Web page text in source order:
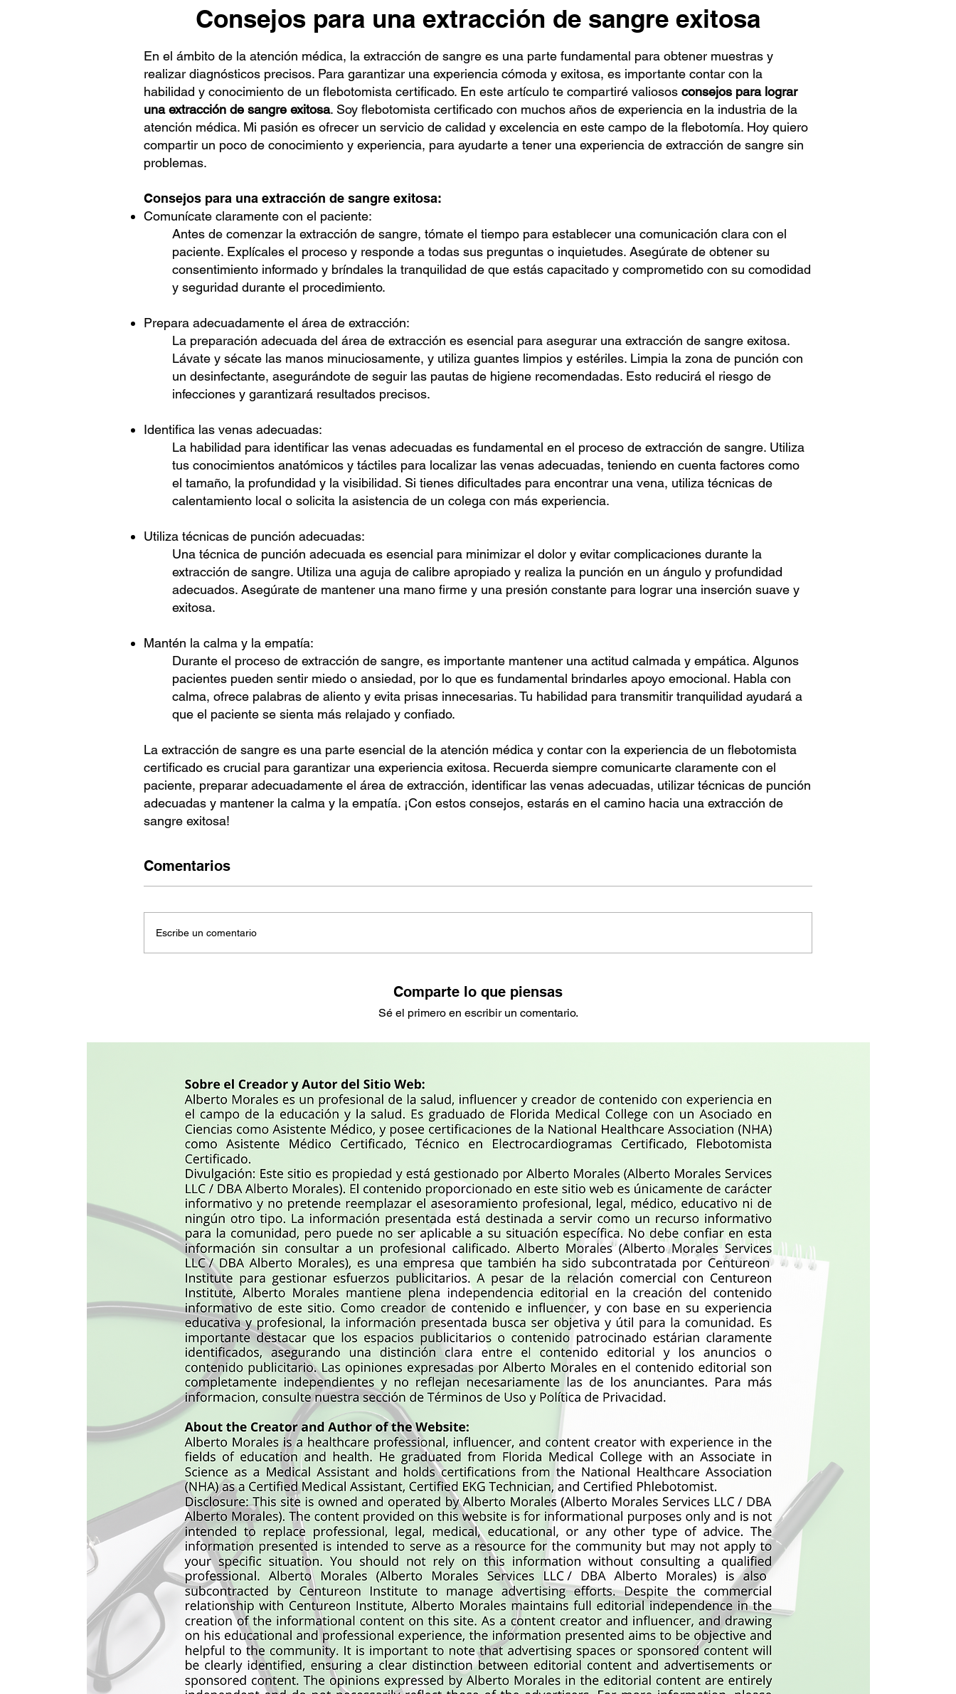
Consejos para una extracción de sangre exitosa
En el ámbito de la atención médica, la extracción de sangre es una parte fundamental para obtener muestras y
realizar diagnósticos precisos. Para garantizar una experiencia cómoda y exitosa, es importante contar con la
habilidad y conocimiento de un flebotomista certificado. En este artículo te compartiré valiosos consejos para lograr
una extracción de sangre exitosa. Soy flebotomista certificado con muchos años de experiencia en la industria de la
atención médica. Mi pasión es ofrecer un servicio de calidad y excelencia en este campo de la flebotomía. Hoy quiero
compartir un poco de conocimiento y experiencia, para ayudarte a tener una experiencia de extracción de sangre sin
problemas.
Consejos para una extracción de sangre exitosa:
Comunícate claramente con el paciente:
Antes de comenzar la extracción de sangre, tómate el tiempo para establecer una comunicación clara con el
paciente. Explícales el proceso y responde a todas sus preguntas o inquietudes. Asegúrate de obtener su
consentimiento informado y bríndales la tranquilidad de que estás capacitado y comprometido con su comodidad
y seguridad durante el procedimiento.
Prepara adecuadamente el área de extracción:
La preparación adecuada del área de extracción es esencial para asegurar una extracción de sangre exitosa.
Lávate y sécate las manos minuciosamente, y utiliza guantes limpios y estériles. Limpia la zona de punción con
un desinfectante, asegurándote de seguir las pautas de higiene recomendadas. Esto reducirá el riesgo de
infecciones y garantizará resultados precisos.
Identifica las venas adecuadas:
La habilidad para identificar las venas adecuadas es fundamental en el proceso de extracción de sangre. Utiliza
tus conocimientos anatómicos y táctiles para localizar las venas adecuadas, teniendo en cuenta factores como
el tamaño, la profundidad y la visibilidad. Si tienes dificultades para encontrar una vena, utiliza técnicas de
calentamiento local o solicita la asistencia de un colega con más experiencia.
Utiliza técnicas de punción adecuadas:
Una técnica de punción adecuada es esencial para minimizar el dolor y evitar complicaciones durante la
extracción de sangre. Utiliza una aguja de calibre apropiado y realiza la punción en un ángulo y profundidad
adecuados. Asegúrate de mantener una mano firme y una presión constante para lograr una inserción suave y
exitosa.
Mantén la calma y la empatía:
Durante el proceso de extracción de sangre, es importante mantener una actitud calmada y empática. Algunos
pacientes pueden sentir miedo o ansiedad, por lo que es fundamental brindarles apoyo emocional. Habla con
calma, ofrece palabras de aliento y evita prisas innecesarias. Tu habilidad para transmitir tranquilidad ayudará a
que el paciente se sienta más relajado y confiado.
La extracción de sangre es una parte esencial de la atención médica y contar con la experiencia de un flebotomista
certificado es crucial para garantizar una experiencia exitosa. Recuerda siempre comunicarte claramente con el
paciente, preparar adecuadamente el área de extracción, identificar las venas adecuadas, utilizar técnicas de punción
adecuadas y mantener la calma y la empatía. ¡Con estos consejos, estarás en el camino hacia una extracción de
sangre exitosa!
Comentarios
Escribe un comentario
Comparte lo que piensas
Sé el primero en escribir un comentario.